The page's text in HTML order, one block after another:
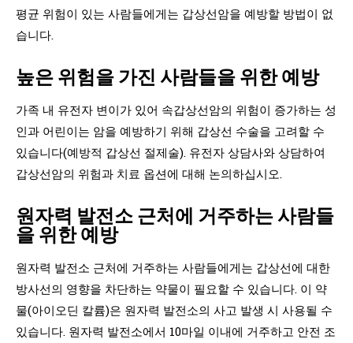
평균 위험이 있는 사람들에게는 갑상선암을 예방할 방법이 없
습니다.
높은 위험을 가진 사람들을 위한 예방
가족 내 유전자 변이가 있어 속갑상선암의 위험이 증가하는 성
인과 어린이는 암을 예방하기 위해 갑상선 수술을 고려할 수
있습니다(예방적 갑상선 절제술). 유전자 상담사와 상담하여
갑상선암의 위험과 치료 옵션에 대해 논의하십시오.
원자력 발전소 근처에 거주하는 사람들
을 위한 예방
원자력 발전소 근처에 거주하는 사람들에게는 갑상선에 대한
방사선의 영향을 차단하는 약물이 필요할 수 있습니다. 이 약
물(아이오딘 칼륨)은 원자력 발전소의 사고 발생 시 사용될 수
있습니다. 원자력 발전소에서 10마일 이내에 거주하고 안전 조